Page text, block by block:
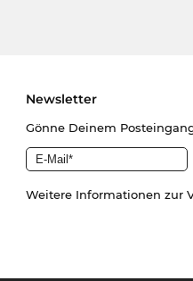
Newsletter
Gönne Deinem
Weitere Informationen zur